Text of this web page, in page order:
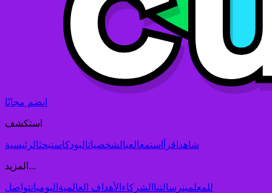
انضم مجانًا
استكشف
شاهد اقرأ استمعالعبالشخصياتالبودكاستبحثالرئيسية
المزيد...
للمعلمينرسالتنا الشركاء الأهداف العالمية اليومياتتواصل